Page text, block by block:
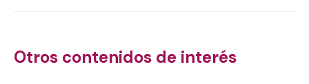
Otros contenidos de interés